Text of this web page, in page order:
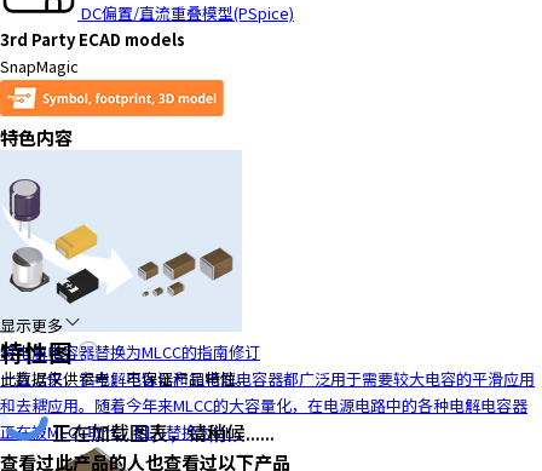
DC偏置/直流重叠模型(PSpice)
3rd Party ECAD models
SnapMagic
特色内容
将电解电容器替换为MLCC的指南修订
一直以来，铝电解电容器和钽电解电容器都广泛用于需要较大电容的平滑应用
和去耦应用。随着今年来MLCC的大容量化，在电源电路中的各种电解电容器
正在被MLCC取代。因为替换为ML...
显示更多
特性图
此数据仅供参考，不保证产品特性。
正在加载图表，请稍候......
查看过此产品的人也查看过以下产品